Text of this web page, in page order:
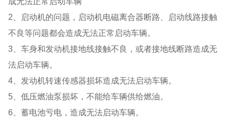
2、启动机的问题，启动机电磁离合器断路、启动线路接触
不良等问题都会造成无法正常启动车辆。
3、车身和发动机接地线接触不良，或者接地线断路造成无
法启动车辆。
4、发动机转速传感器损坏造成无法启动车辆。
5、低压燃油泵损坏，不能给车辆供给燃油。
6、蓄电池亏电，造成无法启动车辆。